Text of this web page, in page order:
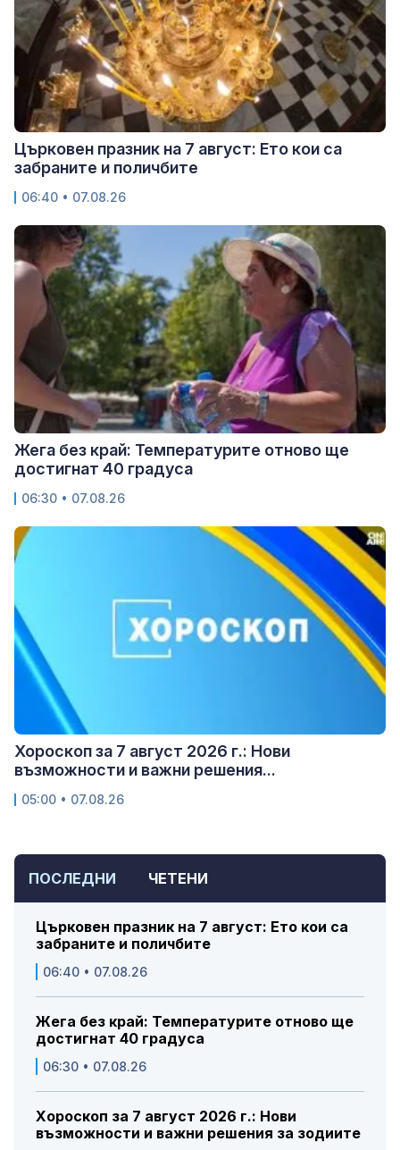
ПОСЛЕДНИ ЧЕТЕНИ
Църковен празник на 7 август: Ето кои са
забраните и поличбите
06:40 • 07.08.26
Жега без край: Температурите отново ще
достигнат 40 градуса
06:30 • 07.08.26
Хороскоп за 7 август 2026 г.: Нови
възможности и важни решения за зодиите
Църковен празник на 7 август: Ето кои са
забраните и поличбите
06:40 • 07.08.26
Жега без край: Температурите отново ще
достигнат 40 градуса
06:30 • 07.08.26
Хороскоп за 7 август 2026 г.: Нови
възможности и важни решения...
05:00 • 07.08.26